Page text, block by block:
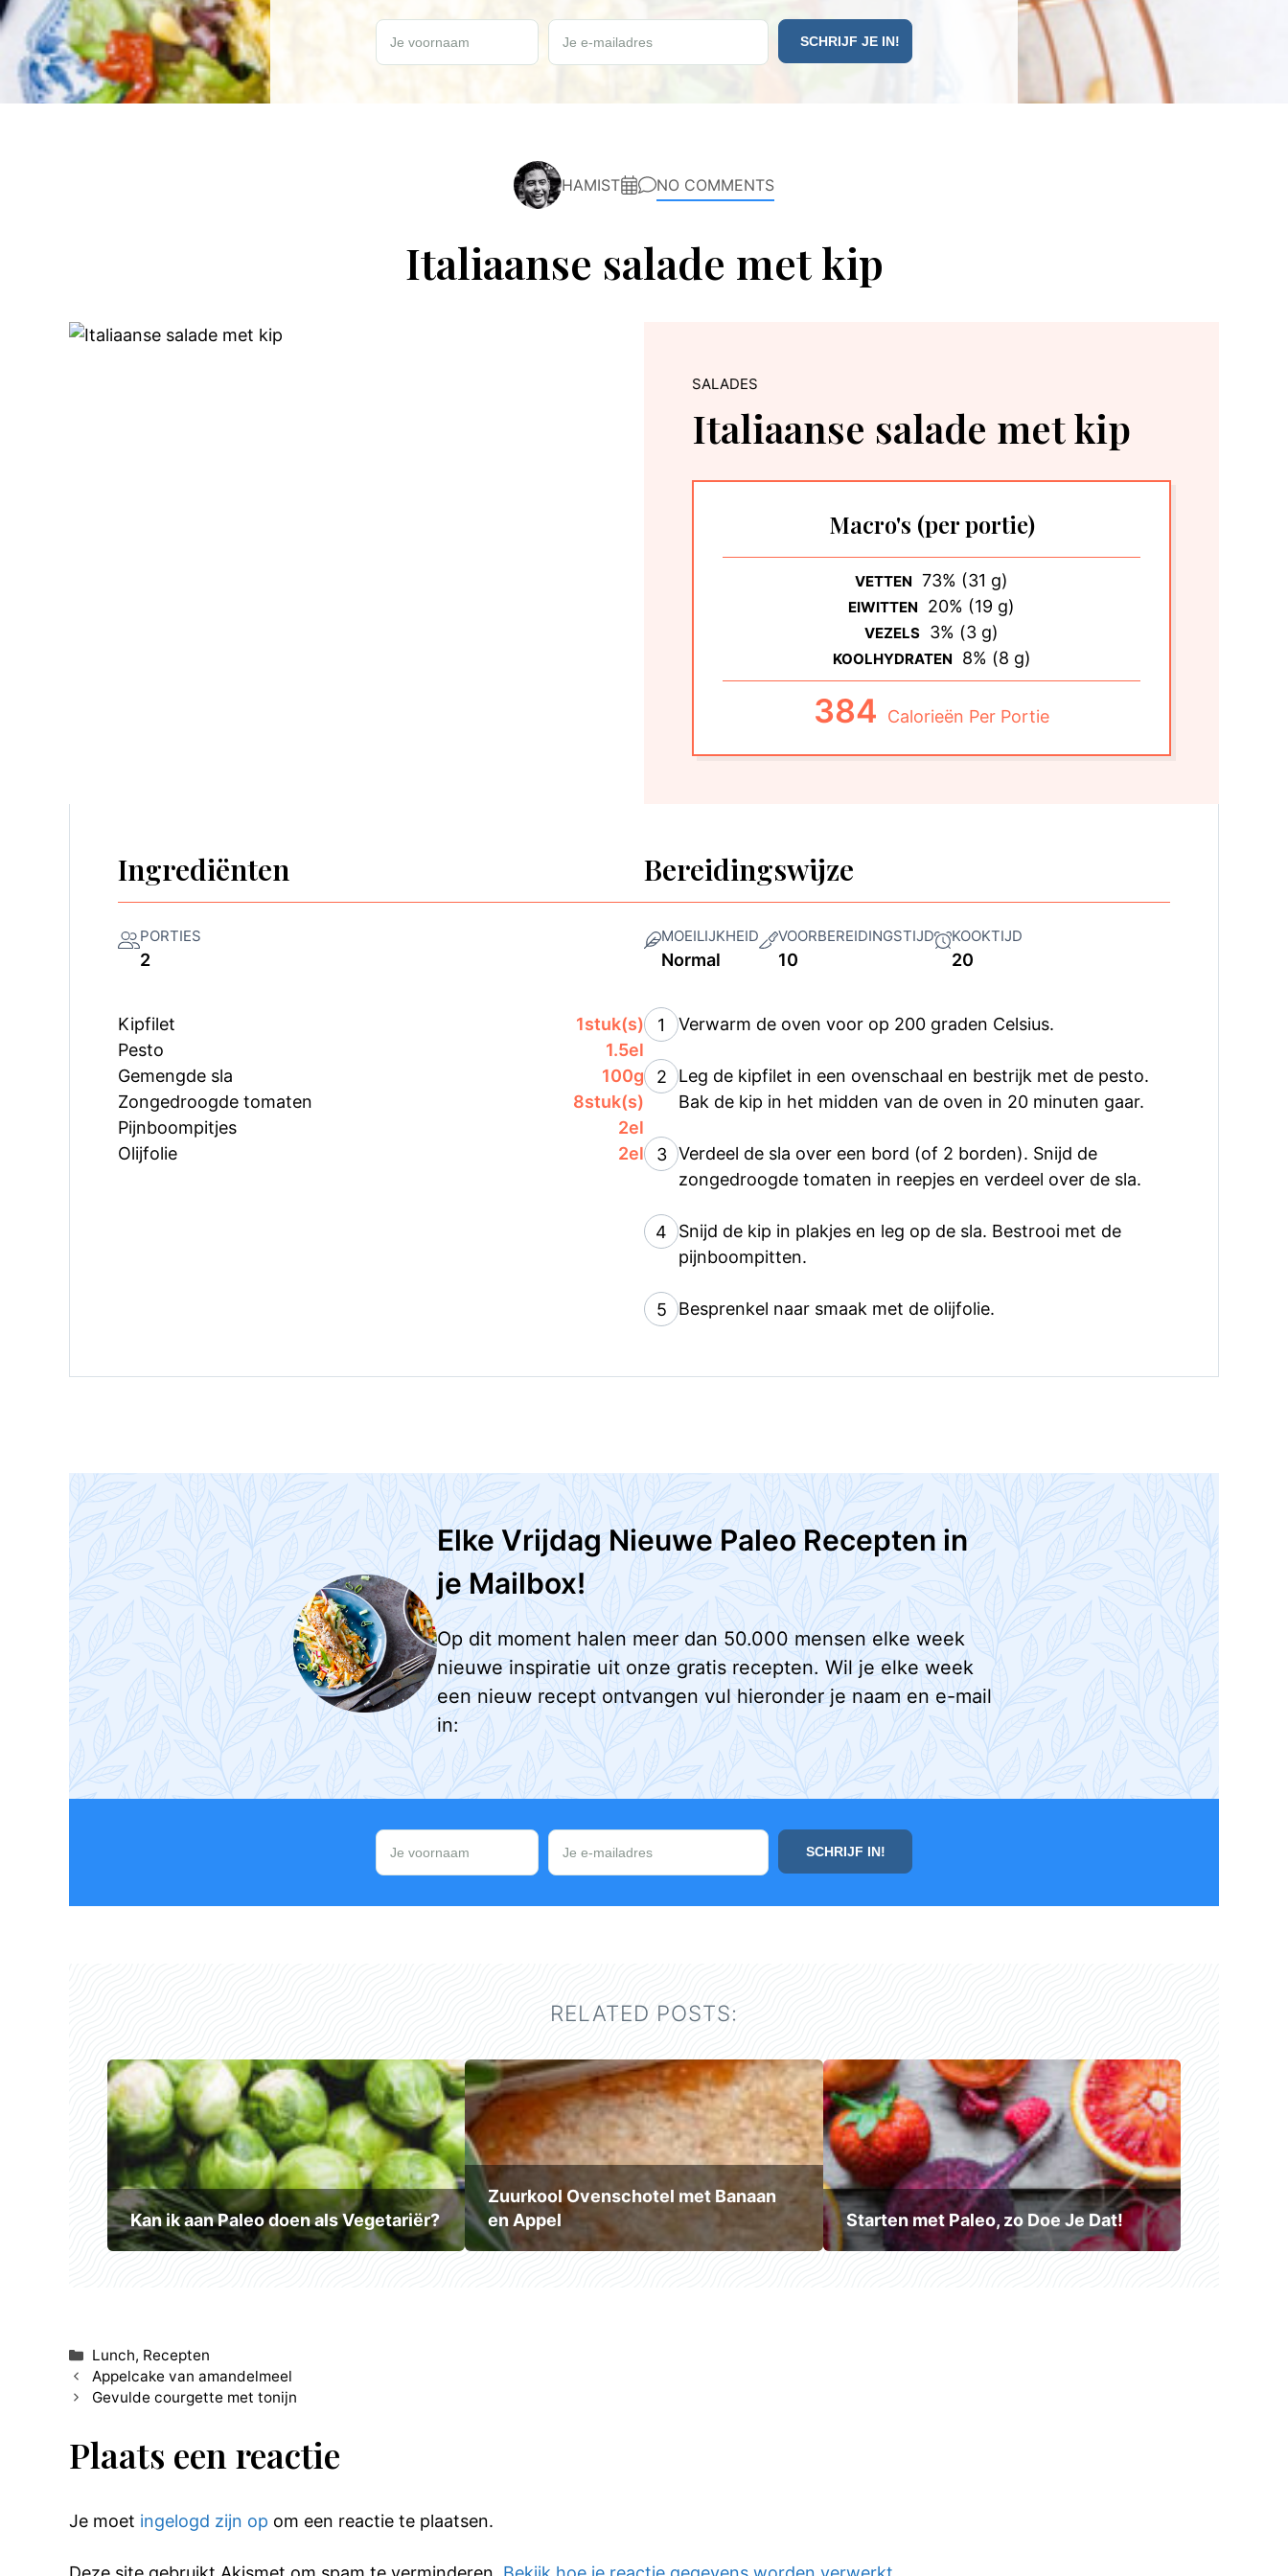
HAMIST NO COMMENTS
Italiaanse salade met kip
SALADES
Italiaanse salade met kip
Macro's (per portie)
VETTEN 73% (31 g)
EIWITTEN 20% (19 g)
VEZELS 3% (3 g)
KOOLHYDRATEN 8% (8 g)
384 Calorieën Per Portie
Ingrediënten
PORTIES
2
Kipfilet 1stuk(s)
Pesto
1.5el
Gemengde sla
100g
Zongedroogde tomaten
8stuk(s)
Pijnboompitjes
2el
Olijfolie
2el
Bereidingswijze
MOEILIJKHEID
Normal
VOORBEREIDINGSTIJD
10
KOOKTIJD
20
1 Verwarm de oven voor op 200 graden Celsius.
2
Leg de kipfilet in een ovenschaal en bestrijk met de pesto.
Bak de kip in het midden van de oven in 20 minuten gaar.
3 Verdeel de sla over een bord (of 2 borden). Snijd de
zongedroogde tomaten in reepjes en verdeel over de sla.
4
Snijd de kip in plakjes en leg op de sla. Bestrooi met de
pijnboompitten.
5 Besprenkel naar smaak met de olijfolie.
Elke Vrijdag Nieuwe Paleo Recepten in
je Mailbox!
Op dit moment halen meer dan 50.000 mensen elke week
nieuwe inspiratie uit onze gratis recepten. Wil je elke week
een nieuw recept ontvangen vul hieronder je naam en e-mail
in:
RELATED POSTS:
Kan ik aan Paleo doen als Vegetariër?
Zuurkool Ovenschotel met Banaan
en Appel
Starten met Paleo, zo Doe Je Dat!
Categorieën
Lunch, Recepten
Appelcake van amandelmeel
Gevulde courgette met tonijn
Plaats een reactie
Je moet ingelogd zijn op om een reactie te plaatsen.